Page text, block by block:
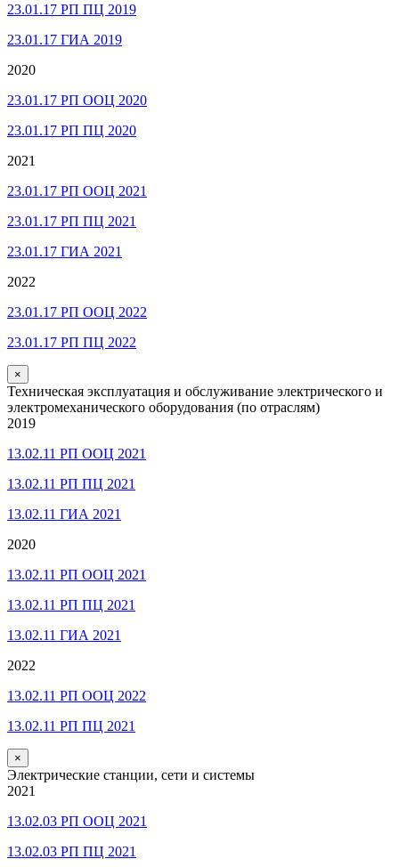
23.01.17 РП ПЦ 2019
23.01.17 ГИА 2019
2020
23.01.17 РП ООЦ 2020
23.01.17 РП ПЦ 2020
2021
23.01.17 РП ООЦ 2021
23.01.17 РП ПЦ 2021
23.01.17 ГИА 2021
2022
23.01.17 РП ООЦ 2022
23.01.17 РП ПЦ 2022
×
Техническая эксплуатация и обслуживание электрического и
электромеханического оборудования (по отраслям)
2019
13.02.11 РП ООЦ 2021
13.02.11 РП ПЦ 2021
13.02.11 ГИА 2021
2020
13.02.11 РП ООЦ 2021
13.02.11 РП ПЦ 2021
13.02.11 ГИА 2021
2022
13.02.11 РП ООЦ 2022
13.02.11 РП ПЦ 2021
×
Электрические станции, сети и системы
2021
13.02.03 РП ООЦ 2021
13.02.03 РП ПЦ 2021